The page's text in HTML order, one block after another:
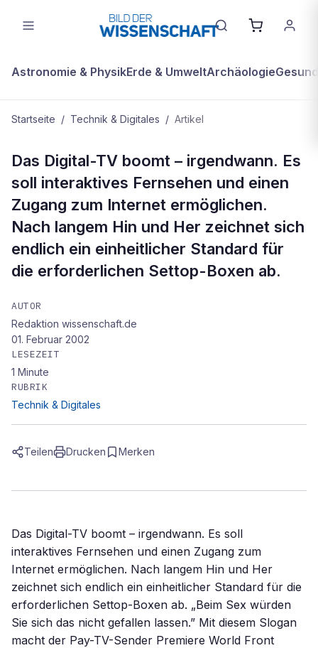
Astronomie & PhysikErde & UmweltArchäologie
Startseite / Technik & Digitales / Artikel
Box-Kampf
Das Digital-TV boomt – irgendwann. Es
soll interaktives Fernsehen und einen
Zugang zum Internet ermöglichen.
Nach langem Hin und Her zeichnet sich
endlich ein einheitlicher Standard für
die erforderlichen Settop-Boxen ab.
AUTOR
Redaktion wissenschaft.de
01. Februar 2002
LESEZEIT
1 Minute
RUBRIK
Technik & Digitales
Teilen Drucken Merken
Das Digital-TV boomt – irgendwann. Es soll
interaktives Fernsehen und einen Zugang zum
Internet ermöglichen. Nach langem Hin und Her
zeichnet sich endlich ein einheitlicher Standard für die
erforderlichen Settop-Boxen ab. „Beim Sex würden
Sie sich das nicht gefallen lassen.” Mit diesem Slogan
macht der Pay-TV-Sender Premiere World Front